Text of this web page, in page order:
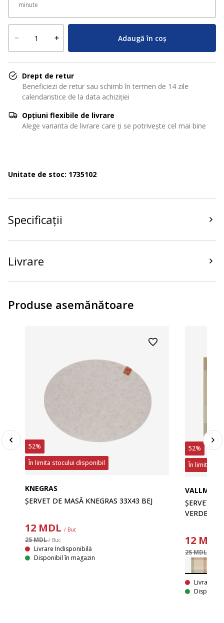
minute
Adaugă în coș
Drept de retur
Beneficiezi de retur sau schimb în termen de 14 zile
calendaristice de la data achiziției
Opțiuni flexibile de livrare
Alege varianta de livrare care ți se potrivește cel mai bine
Unitate de stoc: 1735102
Specificații
Livrare
Produse asemănătoare
52%
În limita stocului disponibil
KNEGRAS
ȘERVET DE MASĂ KNEGRAS 33X43 BEJ
12MDL / Buc
25 MDL/ Buc
Livrare Indisponibilă
Disponibil în magazin
52%
În limita
VALLMO
ȘERVET
VERDE/
12MDL
25 MDL
Livrare
Disponibil